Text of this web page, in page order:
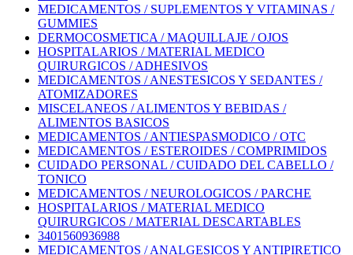
MEDICAMENTOS / SUPLEMENTOS Y VITAMINAS /
GUMMIES
DERMOCOSMETICA / MAQUILLAJE / OJOS
HOSPITALARIOS / MATERIAL MEDICO
QUIRURGICOS / ADHESIVOS
MEDICAMENTOS / ANESTESICOS Y SEDANTES /
ATOMIZADORES
MISCELANEOS / ALIMENTOS Y BEBIDAS /
ALIMENTOS BASICOS
MEDICAMENTOS / ANTIESPASMODICO / OTC
MEDICAMENTOS / ESTEROIDES / COMPRIMIDOS
CUIDADO PERSONAL / CUIDADO DEL CABELLO /
TONICO
MEDICAMENTOS / NEUROLOGICOS / PARCHE
HOSPITALARIOS / MATERIAL MEDICO
QUIRURGICOS / MATERIAL DESCARTABLES
3401560936988
MEDICAMENTOS / ANALGESICOS Y ANTIPIRETICO